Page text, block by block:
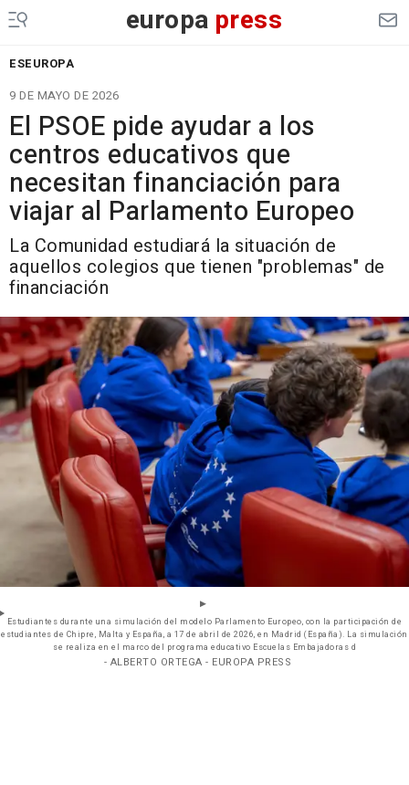
europa press
ESEUROPA
9 DE MAYO DE 2026
El PSOE pide ayudar a los
centros educativos que
necesitan financiación para
viajar al Parlamento Europeo
La Comunidad estudiará la situación de
aquellos colegios que tienen "problemas" de
financiación
Estudiantes durante una simulación del modelo Parlamento Europeo, con la participación de
estudiantes de Chipre, Malta y España, a 17 de abril de 2026, en Madrid (España). La simulación
se realiza en el marco del programa educativo Escuelas Embajadoras d
- ALBERTO ORTEGA - EUROPA PRESS